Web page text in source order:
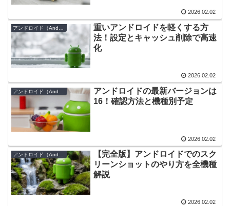
2026.02.02
重いアンドロイドを軽くする方
法！設定とキャッシュ削除で高速
化
2026.02.02
アンドロイドの最新バージョンは
16！確認方法と機種別予定
2026.02.02
アンドロイド（Android）
【完全版】アンドロイドでのスク
リーンショットのやり方を全機種
解説
2026.02.02